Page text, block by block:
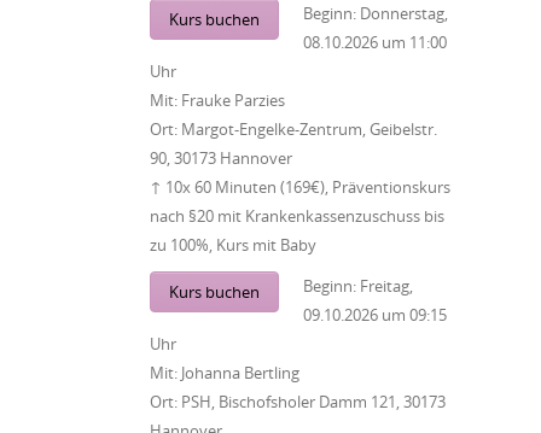
Kurs buchen Beginn: Donnerstag,
08.10.2026 um 11:00
Uhr
Mit: Frauke Parzies
Ort: Margot-Engelke-Zentrum, Geibelstr.
90, 30173 Hannover
↑ 10x 60 Minuten (169€), Präventionskurs
nach §20 mit Krankenkassenzuschuss bis
zu 100%, Kurs mit Baby
Kurs buchen Beginn: Freitag,
09.10.2026 um 09:15
Uhr
Mit: Johanna Bertling
Ort: PSH, Bischofsholer Damm 121, 30173